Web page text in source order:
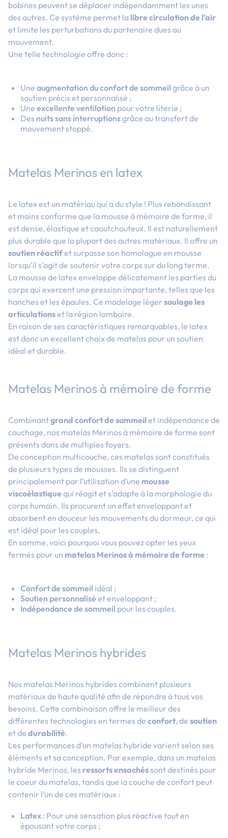
bobines peuvent se déplacer indépendamment les unes
des autres. Ce système permet la libre circulation de l’air
et limite les perturbations du partenaire dues au
mouvement.
Une telle technologie offre donc :
Une augmentation du confort de sommeil grâce à un
soutien précis et personnalisé ;
Une excellente ventilation pour votre literie ;
Des nuits sans interruptionsgrâce au transfert de
mouvement stoppé.
Matelas Merinos en latex
Le latex est un matériau qui a du style ! Plus rebondissant
et moins conforme que la mousse à mémoire de forme, il
est dense, élastique et caoutchouteux. Il est naturellement
plus durable que la plupart des autres matériaux. Il offre un
soutien réactifet surpasse son homologue en mousse
lorsqu’il s’agit de soutenir votre corps sur du long terme.
La mousse de latex enveloppe délicatement les parties du
corps qui exercent une pression importante, telles que les
hanches et les épaules. Ce modelage léger soulage les
articulationset la région lombaire.
En raison de ses caractéristiques remarquables, le latex
est donc un excellent choix de matelas pour un soutien
idéal et durable.
Matelas Merinos à mémoire de forme
Combinantgrand confort de sommeilet indépendance de
couchage, nos matelas Merinos à mémoire de forme sont
présents dans de multiples foyers.
De conception multicouche, ces matelas sont constitués
de plusieurs types de mousses. Ils se distinguent
principalement par l’utilisation d’une mousse
viscoélastiquequi réagit et s’adapte à la morphologie du
corps humain. Ils procurent un effet enveloppant et
absorbent en douceur les mouvements du dormeur, ce qui
est idéal pour les couples.
En somme, voici pourquoi vous pouvez opter les yeux
fermés pour un matelas Merinos à mémoire de forme :
Confort de sommeil idéal ;
Soutien personnalisé et enveloppant ;
Indépendance de sommeil pour les couples.
Matelas Merinos hybrides
Nos matelas Merinos hybrides combinent plusieurs
matériaux de haute qualité afin de répondre à tous vos
besoins. Cette combinaison offre le meilleur des
différentes technologies en termes de confort, de soutien
et de durabilité.
Les performances d’un matelas hybride varient selon ses
éléments et sa conception. Par exemple, dans un matelas
hybride Merinos, les ressorts ensachéssont destinés pour
le coeur du matelas, tandis que la couche de confort peut
contenir l’un de ces matériaux :
Latex : Pour une sensation plus réactive tout en
épousant votre corps ;